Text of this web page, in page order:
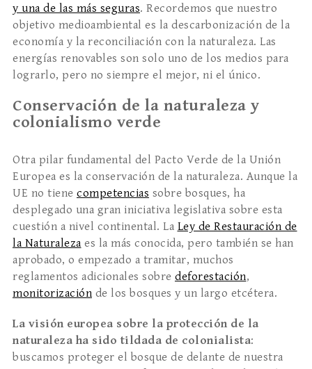
y una de las más seguras. Recordemos que nuestro
objetivo medioambiental es la descarbonización de la
economía y la reconciliación con la naturaleza. Las
energías renovables son solo uno de los medios para
lograrlo, pero no siempre el mejor, ni el único.
Conservación de la naturaleza y
colonialismo verde
Otra pilar fundamental del Pacto Verde de la Unión
Europea es la conservación de la naturaleza. Aunque la
UE no tiene competencias sobre bosques, ha
desplegado una gran iniciativa legislativa sobre esta
cuestión a nivel continental. La Ley de Restauración de
la Naturaleza es la más conocida, pero también se han
aprobado, o empezado a tramitar, muchos
reglamentos adicionales sobre deforestación,
monitorización de los bosques y un largo etcétera.
La visión europea sobre la protección de la
naturaleza ha sido tildada de colonialista:
buscamos proteger el bosque de delante de nuestra